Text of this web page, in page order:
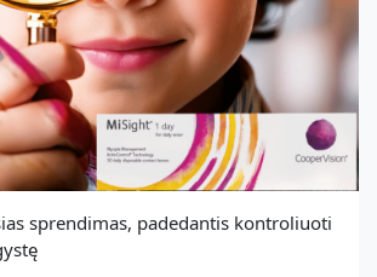
sprendimas, padedantis kontroliuoti